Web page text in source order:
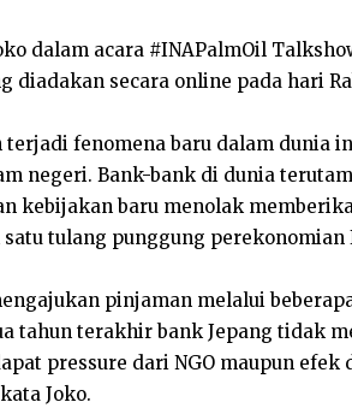
dalam acara #INAPalmOil
diadakan secara online pada hari
fenomena baru dalam dunia
negeri. Bank-bank di dunia
kebijakan baru menolak
tulang punggung perekonomian
pinjaman melalui
tahun terakhir bank Jepang tidak
pressure dari NGO maupun
Joko.